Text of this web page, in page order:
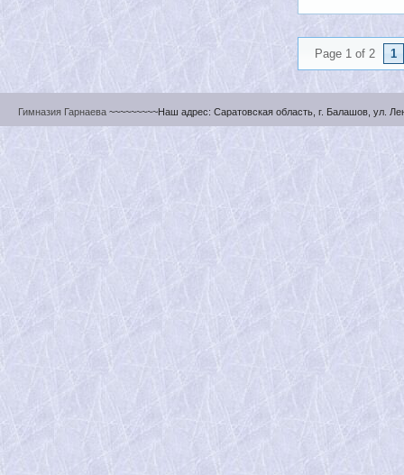
Page 1 of 2 1
Гимназия Гарнаева ~~~~~~~~~Наш адрес: Саратовская область, г. Балашов, ул.